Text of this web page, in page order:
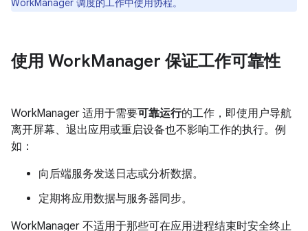
WorkManager 调度的工作中使用协程。
使用 WorkManager 保证工作可靠性
WorkManager 适用于需要可靠运行的工作，即使用户导航
离开屏幕、退出应用或重启设备也不影响工作的执行。例
如：
向后端服务发送日志或分析数据。
定期将应用数据与服务器同步。
WorkManager 不适用于那些可在应用进程结束时安全终止